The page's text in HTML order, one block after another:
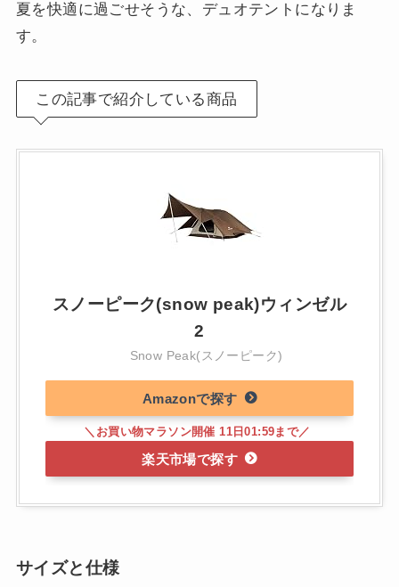
夏を快適に過ごせそうな、デュオテントになりま
す。
この記事で紹介している商品
スノーピーク(snow peak)ウィンゼル
2
Snow Peak(スノーピーク)
Amazon
楽天市場
サイズと仕様